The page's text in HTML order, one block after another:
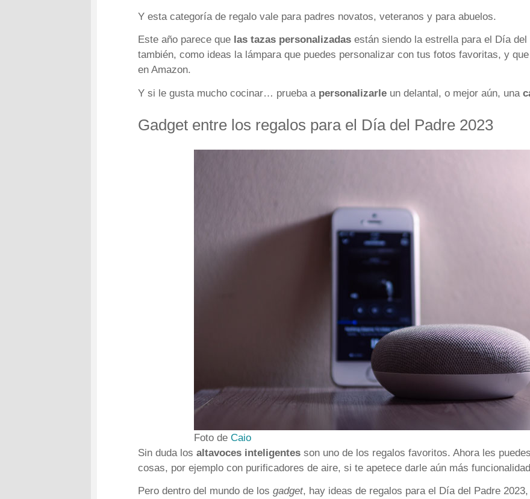
Y esta categoría de regalo vale para padres novatos, veteranos y para abuelos.
Este año parece que las tazas personalizadas están siendo la estrella para el Día
también, como ideas la lámpara que puedes personalizar con tus fotos favoritas, y
en Amazon.
Y si le gusta mucho cocinar… prueba a personalizarle un delantal, o mejor aún, una
Gadget entre los regalos para el Día del Padre 2023
Foto de Caio
Sin duda losaltavoces inteligentes son uno de los regalos favoritos. Ahora les
cosas, por ejemplo con purificadores de aire, si te apetece darle aún más
Pero dentro del mundo de losgadget, hay ideas de regalos para el Día del Padre